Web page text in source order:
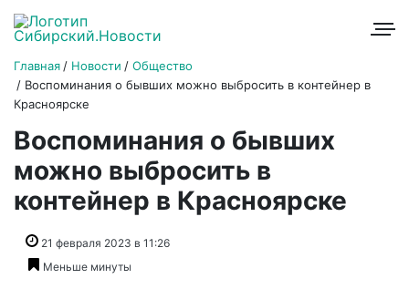
Главная Новости
Общество
Воспоминания о бывших можно выбросить в контейнер в
Красноярске
Воспоминания о бывших
можно выбросить в
контейнер в Красноярске
21 февраля 2023 в 11:26
Меньше минуты